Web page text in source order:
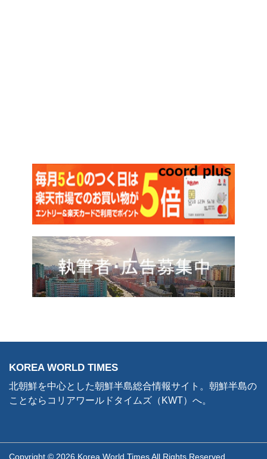
KOREA WORLD TIMES
北朝鮮を中心とした朝鮮半島総合情報サイト。朝鮮半島の
ことならコリアワールドタイムズ（KWT）へ。
Copyright © 2026 Korea World Times All Rights Reserved